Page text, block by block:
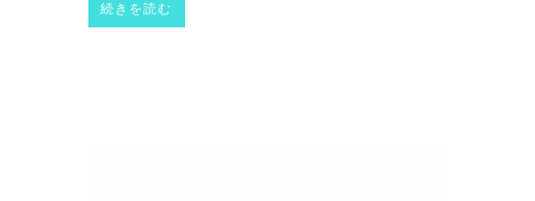
続きを読む